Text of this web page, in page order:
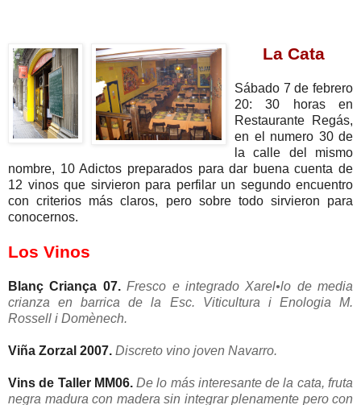
La Cata
Sábado 7 de febrero
20: 30 horas en
Restaurante Regás,
en el numero 30 de
la calle del mismo
nombre, 10 Adictos preparados para dar buena cuenta de
12 vinos que sirvieron para perfilar un segundo encuentro
con criterios más claros, pero sobre todo sirvieron para
conocernos.
Los Vinos
Blanç Criança 07. Fresco e integrado Xarel•lo de media
crianza en barrica de la Esc. Viticultura i Enologia M.
Rossell i Domènech.
Viña Zorzal 2007. Discreto vino joven Navarro.
Vins de Taller MM06. De lo más interesante de la cata, fruta
negra madura con madera sin integrar plenamente pero con